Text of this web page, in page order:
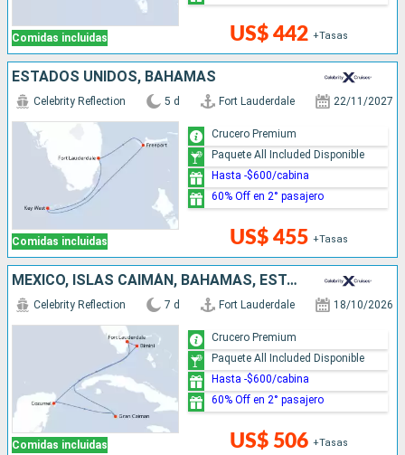
Comidas incluidas US$ 442 +Tasas
ESTADOS UNIDOS, BAHAMAS
Comidas incluidas
Celebrity Reflection 5 d Fort Lauderdale 22/11/2027
US$ 455 +Tasas
Crucero Premium
Paquete All Included Disponible
Hasta -$600/cabina
60% Off en 2° pasajero
MÉXICO, ISLAS CAIMÁN, BAHAMAS, ESTADOS UNIDOS
Comidas incluidas
Celebrity Reflection 7 d Fort Lauderdale 18/10/2026
US$ 506 +Tasas
Crucero Premium
Paquete All Included Disponible
Hasta -$600/cabina
60% Off en 2° pasajero